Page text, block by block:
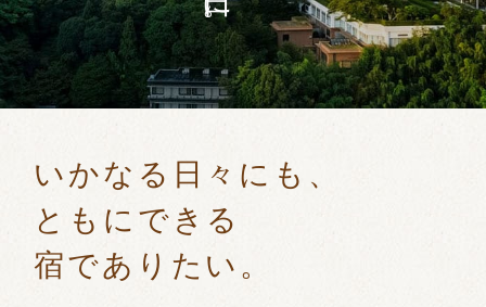
いかなる日々にも、
ともにできる
宿でありたい。